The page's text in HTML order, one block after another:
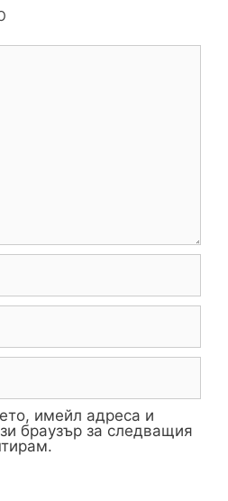
имейл адреса и
браузър за следващия